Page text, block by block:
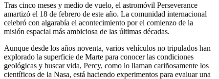
Tras cinco meses y medio de vuelo, el astromóvil Perseverance
amartizó el 18 de febrero de este año. La comunidad internacional
celebró con algarabía el acontecimiento por el comienzo de la
misión espacial más ambiciosa de las últimas décadas.
Aunque desde los años noventa, varios vehículos no tripulados han
explorado la superficie de Marte para conocer las condiciones
geológicas y buscar vida, Percy, como lo llaman cariñosamente los
científicos de la Nasa, está haciendo experimentos para evaluar una